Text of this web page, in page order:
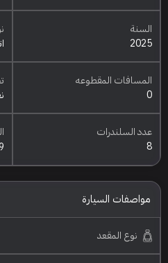
السنة
2025
المسافات المقطوعه
0
عدد السلندرات
8
مواصفات السيارة
نوع المقعد